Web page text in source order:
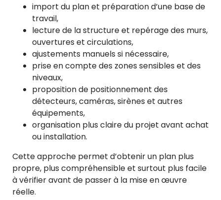
import du plan et préparation d’une base de
travail,
lecture de la structure et repérage des murs,
ouvertures et circulations,
ajustements manuels si nécessaire,
prise en compte des zones sensibles et des
niveaux,
proposition de positionnement des
détecteurs, caméras, sirènes et autres
équipements,
organisation plus claire du projet avant achat
ou installation.
Cette approche permet d’obtenir un plan plus
propre, plus compréhensible et surtout plus facile
à vérifier avant de passer à la mise en œuvre
réelle.